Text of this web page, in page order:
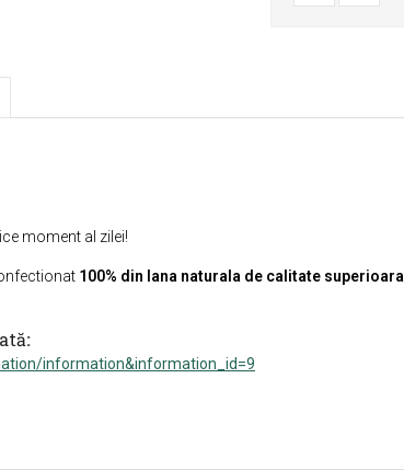
moment al zilei!
100% din lana naturala de calitate superioara
:
information&information_id=9